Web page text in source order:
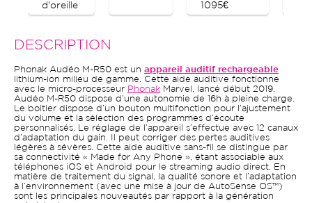
d'oreille
1095€
DESCRIPTION
Phonak Audéo M-R50 est un appareil auditif rechargeable
lithium-ion milieu de gamme. Cette aide auditive fonctionne
avec le micro-processeur Phonak Marvel, lancé début 2019.
Audéo M-R50 dispose d’une autonomie de 16h à pleine charge.
Le boitier dispose d’un bouton multifonction pour l’ajustement
du volume et la sélection des programmes d’écoute
personnalisés. Le réglage de l’appareil s’effectue avec 12 canaux
d’adaptation du gain. Il peut corriger des pertes auditives
légères à sévères. Cette aide auditive sans-fil se distingue par
sa connectivité « Made for Any Phone », étant associable aux
téléphones iOS et Android pour le streaming audio direct. En
matière de traitement du signal, la qualité sonore et l’adaptation
à l’environnement (avec une mise à jour de AutoSense OS™)
sont les principales nouveautés par rapport à la génération